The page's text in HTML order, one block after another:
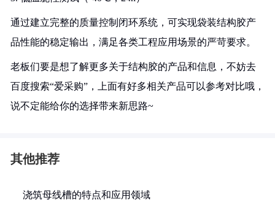
通过建立完整的质量控制闭环系统，可实现袋装结构胶产
品性能的稳定输出，满足各类工程应用场景的严苛要求。
老板们要是想了解更多关于结构胶的产品和信息，不妨去
百度搜索“爱采购”，上面有好多相关产品可以参考对比哦，
说不定能给你的选择带来新思路~
其他推荐
浇筑母线槽的特点和应用领域